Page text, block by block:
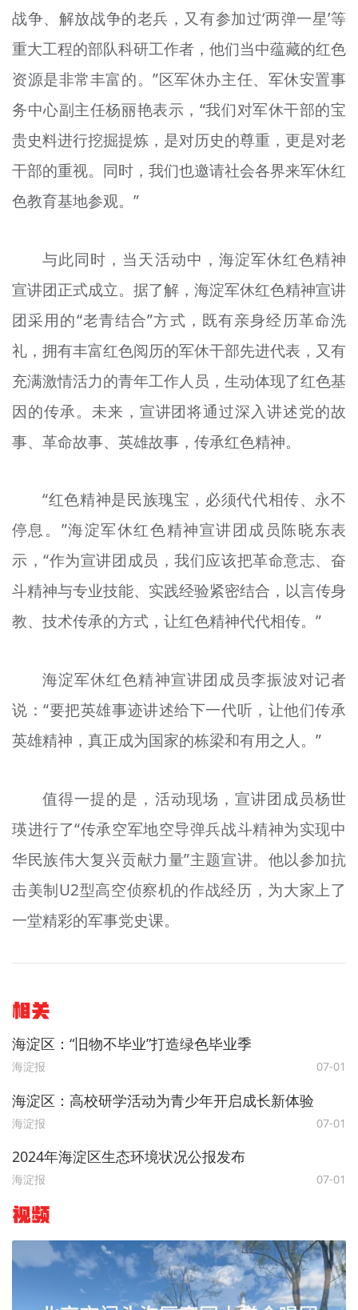
战争、解放战争的老兵，又有参加过‘两弹一星’等
重大工程的部队科研工作者，他们当中蕴藏的红色
资源是非常丰富的。”区军休办主任、军休安置事
务中心副主任杨丽艳表示，“我们对军休干部的宝
贵史料进行挖掘提炼，是对历史的尊重，更是对老
干部的重视。同时，我们也邀请社会各界来军休红
色教育基地参观。”
与此同时，当天活动中，海淀军休红色精神
宣讲团正式成立。据了解，海淀军休红色精神宣讲
团采用的“老青结合”方式，既有亲身经历革命洗
礼，拥有丰富红色阅历的军休干部先进代表，又有
充满激情活力的青年工作人员，生动体现了红色基
因的传承。未来，宣讲团将通过深入讲述党的故
事、革命故事、英雄故事，传承红色精神。
“红色精神是民族瑰宝，必须代代相传、永不
停息。”海淀军休红色精神宣讲团成员陈晓东表
示，“作为宣讲团成员，我们应该把革命意志、奋
斗精神与专业技能、实践经验紧密结合，以言传身
教、技术传承的方式，让红色精神代代相传。”
海淀军休红色精神宣讲团成员李振波对记者
说：“要把英雄事迹讲述给下一代听，让他们传承
英雄精神，真正成为国家的栋梁和有用之人。”
值得一提的是，活动现场，宣讲团成员杨世
瑛进行了“传承空军地空导弹兵战斗精神为实现中
华民族伟大复兴贡献力量”主题宣讲。他以参加抗
击美制U2型高空侦察机的作战经历，为大家上了
一堂精彩的军事党史课。
相关
海淀区：“旧物不毕业”打造绿色毕业季
海淀报 07-01
海淀区：高校研学活动为青少年开启成长新体验
海淀报 07-01
2024年海淀区生态环境状况公报发布
海淀报 07-01
视频